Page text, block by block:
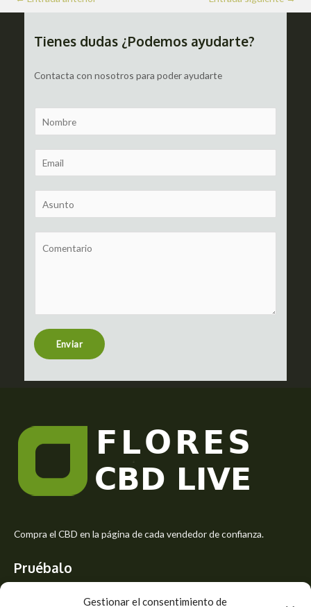
Gestionar el consentimiento de
de
Tienes dudas ¿Podemos ayudarte?
Contacta con nosotros para poder ayudarte
a
m
m
a
u
b
t
r
s
e
Enviar
Compra el CBD en la página de cada vendedor de confianza.
Pruébalo
Siente el mejor aroma de las flores CBD y usa los beneficios del